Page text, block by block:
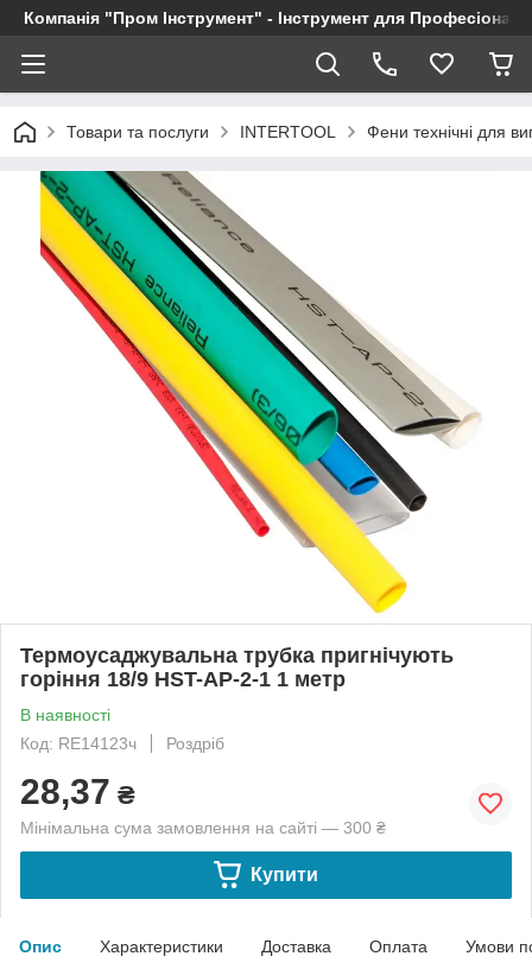
Компанія "Пром Інструмент" - Інструмент для
Товари та послуги INTERTOOL Фени технічні для
Термоусаджувальна трубка пригнічують
горіння 18/9 HST-AP-2-1 1 метр
В наявності
Код: RE14123ч
Роздріб
28,37 ₴
Мінімальна сума замовлення на сайті — 300 ₴
Купити
Опис Характеристики Доставка Оплата Умови